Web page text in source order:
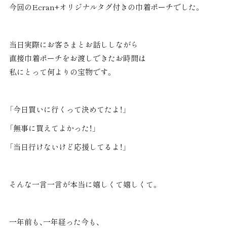
今回のEcran+オリジナルタグ付きの巾着ポーチでした。
当日実際にお客さまとお話ししながら
直接巾着ポーチをお渡しできたお時間は
私にとって何よりの宝物です。
「今日買いに行くって決めてたよ！」
「無事に買えてよかった！」
「当日行けないけど応援してるよ！」
そんな一言一言が本当に嬉しくて嬉しくて。
一年前も、一年経った今も、